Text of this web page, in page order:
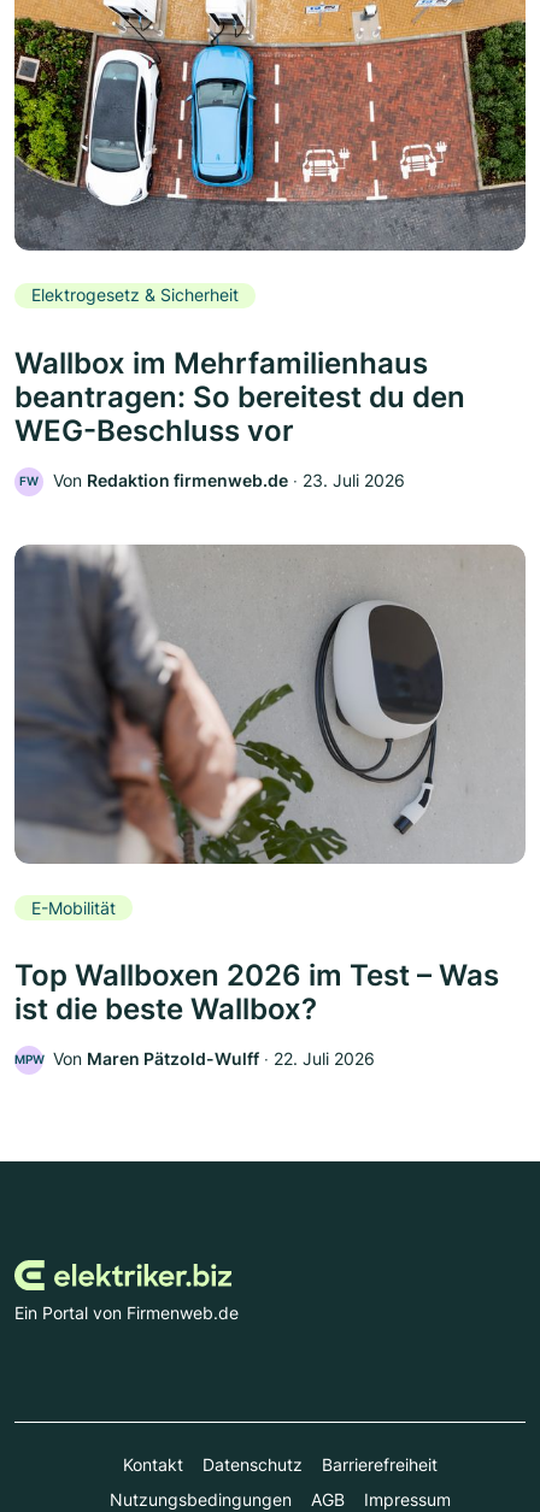
Elektrogesetz & Sicherheit
Wallbox im Mehrfamilienhaus
beantragen: So bereitest du den
WEG-Beschluss vor
FW Von Redaktion firmenweb.de ‧ 23. Juli 2026
E-Mobilität
Top Wallboxen 2026 im Test – Was
ist die beste Wallbox?
MPW Von Maren Pätzold-Wulff ‧ 22. Juli 2026
Ein Portal von Firmenweb.de
Kontakt Datenschutz
Barrierefreiheit
Nutzungsbedingungen
AGB Impressum